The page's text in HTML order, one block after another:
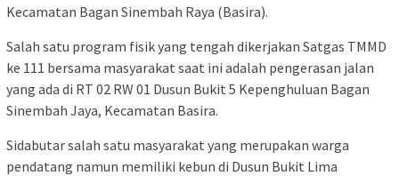
Kecamatan Bagan Sinembah Raya (Basira).
Salah satu program fisik yang tengah dikerjakan Satgas TMMD
ke 111 bersama masyarakat saat ini adalah pengerasan jalan
yang ada di RT 02 RW 01 Dusun Bukit 5 Kepenghuluan Bagan
Sinembah Jaya, Kecamatan Basira.
Sidabutar salah satu masyarakat yang merupakan warga
pendatang namun memiliki kebun di Dusun Bukit Lima